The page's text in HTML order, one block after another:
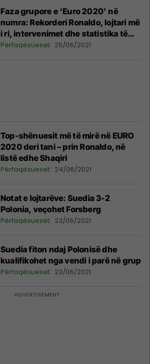
Faza grupore e ‘Euro 2020’ në
numra: Rekorderi Ronaldo, lojtari më
i ri, intervenimet dhe statistika të
tjera
Përfaqësueset 25/06/2021
Top-shënuesit më të mirë në EURO
2020 deri tani – prin Ronaldo, në
listë edhe Shaqiri
Përfaqësueset 24/06/2021
Notat e lojtarëve: Suedia 3-2
Polonia, veçohet Forsberg
Përfaqësueset 23/06/2021
Suedia fiton ndaj Polonisë dhe
kualifikohet nga vendi i parë në grup
Përfaqësueset 23/06/2021